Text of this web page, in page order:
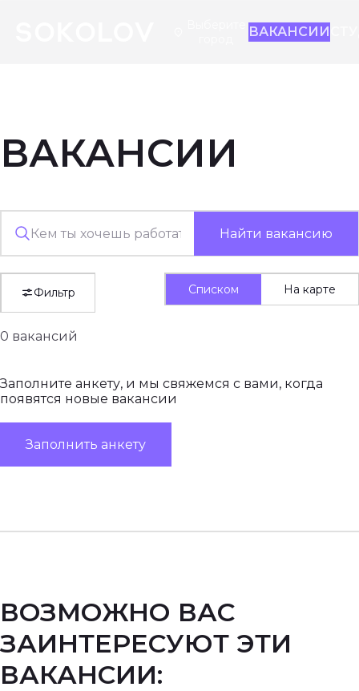
ВАКАНСИИ
ВАКАНСИИ
Найти вакансию
Фильтр Списком На карте
0 вакансий
Заполните анкету, и мы свяжемся с вами, когда
появятся новые вакансии
Заполнить анкету
ВОЗМОЖНО ВАС
ЗАИНТЕРЕСУЮТ ЭТИ
ВАКАНСИИ: